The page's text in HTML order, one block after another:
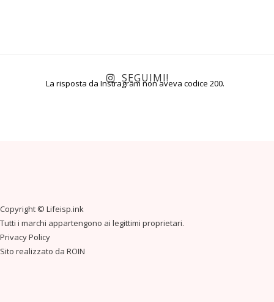
La risposta da Instragram non aveva codice 200.
SEGUIMI!
Copyright © Lifeisp.ink
Tutti i marchi appartengono ai legittimi proprietari.
Privacy Policy
Sito realizzato da ROIN